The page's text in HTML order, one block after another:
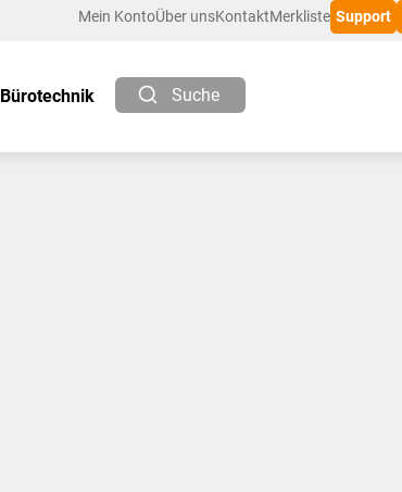
Mein KontoÜber unsKontaktMerkliste Support
Bürotechnik Suche